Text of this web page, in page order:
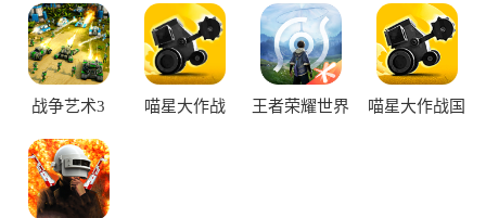
版
战争艺术3 喵星大作战 王者荣耀世界
喵星大作战国